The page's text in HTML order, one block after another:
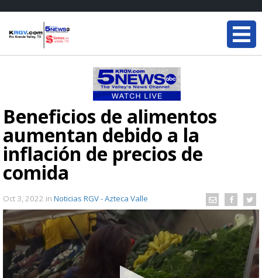
Beneficios de alimentos
aumentan debido a la
inflación de precios de
comida
Oct 3, 2022 in Noticias RGV - Azteca Valle